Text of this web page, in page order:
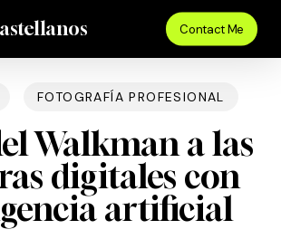
Contact Me
FOTOGRAFÍA PROFESIONAL
Walkman a las
digitales con
artificial